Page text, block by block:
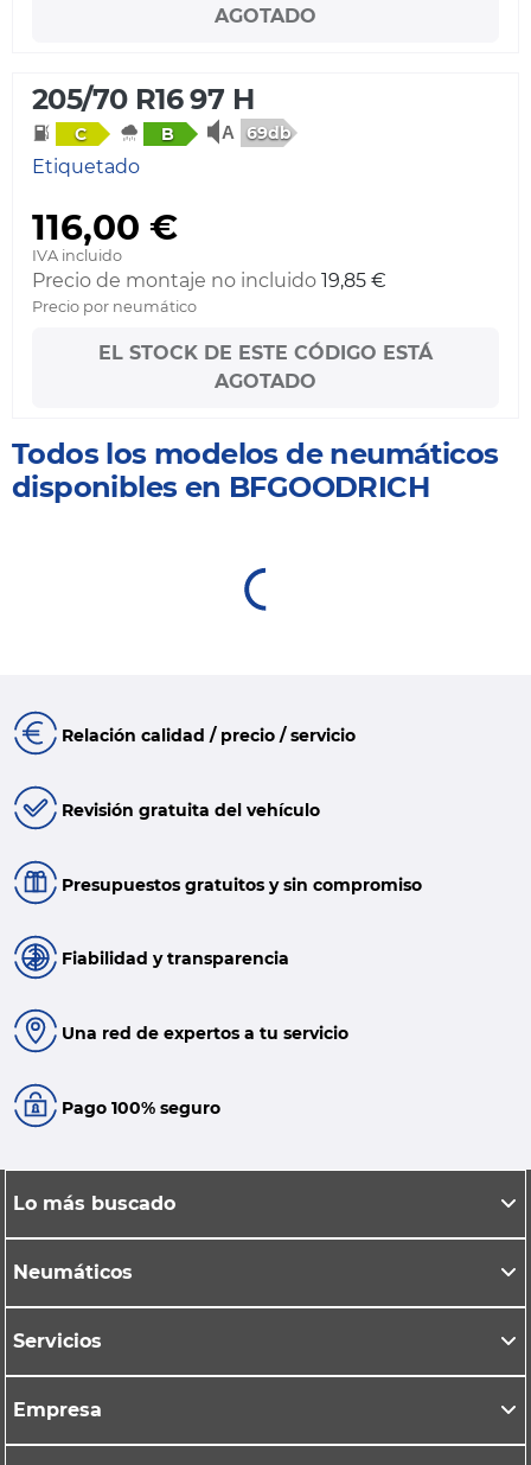
AGOTADO
205/70 R16 97 H
C B 69db
Etiquetado
116,00 €
IVA incluido
Precio de montaje no incluido 19,85 €
Precio por neumático
EL STOCK DE ESTE CÓDIGO ESTÁ
AGOTADO
Todos los modelos de neumáticos
disponibles en BFGOODRICH
Relación calidad / precio / servicio
Revisión gratuita del vehículo
Presupuestos gratuitos y sin compromiso
Fiabilidad y transparencia
Una red de expertos a tu servicio
Pago 100% seguro
Lo más buscado
Neumáticos
Servicios
Empresa